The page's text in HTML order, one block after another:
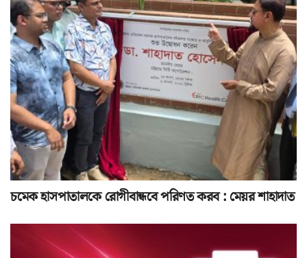
চমেক হাসপাতালকে রোগীবান্ধবে পরিণত করব : মেয়র শাহাদাত